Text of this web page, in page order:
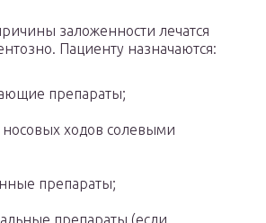
заложенности лечатся
Пациенту назначаются:
препараты;
ходов солевыми
препараты;
препараты (если